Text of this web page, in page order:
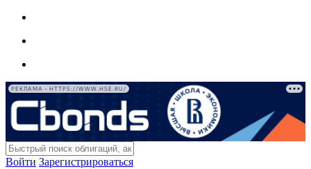
РЕКЛАМА • HTTPS://WWW.HSE.RU/
Войти Зарегистрироваться